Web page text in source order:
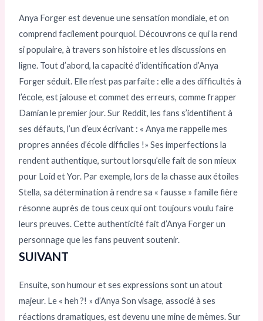
Anya Forger est devenue une sensation mondiale, et on
comprend facilement pourquoi. Découvrons ce qui la rend
si populaire, à travers son histoire et les discussions en
ligne. Tout d’abord, la capacité d’identification d’Anya
Forger séduit. Elle n’est pas parfaite : elle a des difficultés à
l’école, est jalouse et commet des erreurs, comme frapper
Damian le premier jour. Sur Reddit, les fans s’identifient à
ses défauts, l’un d’eux écrivant : « Anya me rappelle mes
propres années d’école difficiles !» Ses imperfections la
rendent authentique, surtout lorsqu’elle fait de son mieux
pour Loid et Yor. Par exemple, lors de la chasse aux étoiles
Stella, sa détermination à rendre sa « fausse » famille fière
résonne auprès de tous ceux qui ont toujours voulu faire
leurs preuves. Cette authenticité fait d’Anya Forger un
personnage que les fans peuvent soutenir.
SUIVANT
Ensuite, son humour et ses expressions sont un atout
majeur. Le « heh ?! » d’Anya Son visage, associé à ses
réactions dramatiques, est devenu une mine de mèmes. Sur